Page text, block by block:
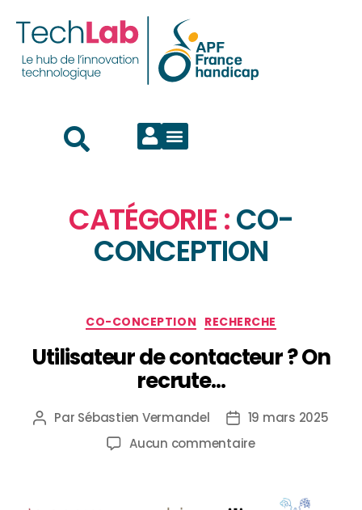
CATÉGORIE :CO-
CONCEPTION
CO-CONCEPTION RECHERCHE
Utilisateur de contacteur ? On
recrute…
Par Sébastien Vermandel
19 mars 2025
Aucun commentaire